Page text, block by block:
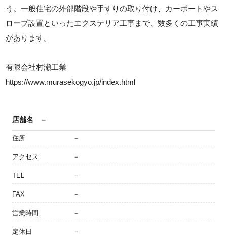
う。一般住宅の外部階段や手すりの取り付け、カーポートやス
ロープ設置といったエクステリア工事まで、数多くの工事実績
があります。
有限会社村瀬工業
https://www.murasekogyo.jp/index.html
店舗名 －
住所 －
アクセス －
TEL －
FAX －
営業時間 －
定休日 －